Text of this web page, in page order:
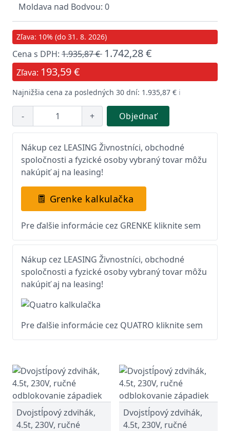
Moldava nad Bodvou: 0
Zľava: 10% (do 31. 8. 2026)
Cena s DPH: 1.935,87 € 1.742,28 €
Zľava: 193,59 €
Najnižšia cena za posledných 30 dní: 1.935,87 € ℹ️
- + Objednať
Nákup cez LEASING Živnostníci, obchodné
spoločnosti a fyzické osoby vybraný tovar môžu
nakúpiť aj na leasing!
Grenke kalkulačka
Pre ďalšie informácie cez GRENKE kliknite sem
Nákup cez LEASING Živnostníci, obchodné
spoločnosti a fyzické osoby vybraný tovar môžu
nakúpiť aj na leasing!
Pre ďalšie informácie cez QUATRO kliknite sem
Dvojstĺpový zdvihák,
4.5t, 230V, ručné
Dvojstĺpový zdvihák,
4.5t, 230V, ručné